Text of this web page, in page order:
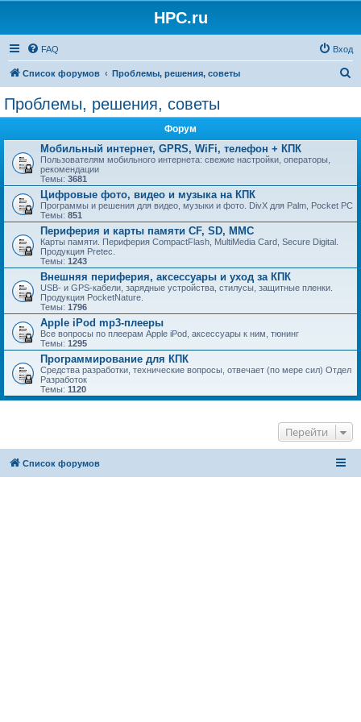
HPC.ru
FAQ Вход
Список форумов Проблемы, решения, советы
Проблемы, решения, советы
Форум
Мобильный интернет, GPRS, WiFi, телефон + КПК
Пользователям мобильного интернета: свежие настройки, операторы,
рекомендации
Темы: 3681
Цифровые фото, видео и музыка на КПК
Программы и решения для видео, музыки и фото. DivX для Palm, Pocket PC
Темы: 851
Периферия и карты памяти CF, SD, MMC
Карты памяти. Периферия CompactFlash, MultiMedia Card, Secure Digital.
Продукция Pretec.
Темы: 1243
Внешняя периферия, аксессуары и уход за КПК
USB- и GPS-кабели, зарядные устройства, стилусы, защитные пленки.
Продукция PocketNature.
Темы: 1796
Apple iPod mp3-плееры
Все вопросы по плеерам Apple iPod, аксессуары к ним, тюнинг
Темы: 1295
Программирование для КПК
Средства разработки, технические вопросы, отвечает (по мере сил) Отдел
Разработок
Темы: 1120
Перейти
Список форумов